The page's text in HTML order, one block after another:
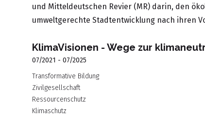
und Mitteldeutschen Revier (MR) darin, den
umweltgerechte Stadtentwicklung nach ihren
KlimaVisionen - Wege zur
07/2021 - 07/2025
Transformative Bildung
Zivilgesellschaft
Ressourcenschutz
Klimaschutz